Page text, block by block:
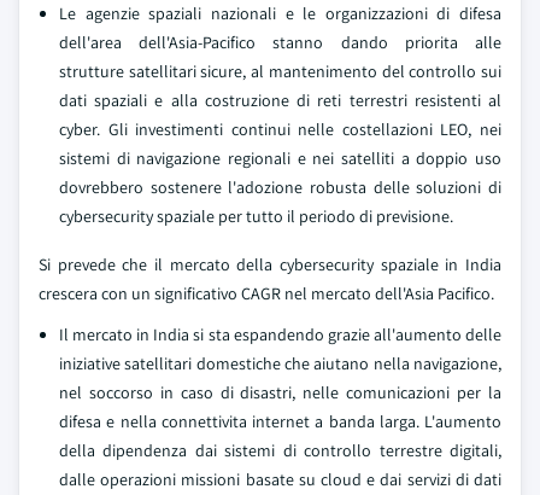
Le agenzie spaziali nazionali e le organizzazioni di difesa
dell'area dell'Asia-Pacifico stanno dando priorita alle
strutture satellitari sicure, al mantenimento del controllo sui
dati spaziali e alla costruzione di reti terrestri resistenti al
cyber. Gli investimenti continui nelle costellazioni LEO, nei
sistemi di navigazione regionali e nei satelliti a doppio uso
dovrebbero sostenere l'adozione robusta delle soluzioni di
cybersecurity spaziale per tutto il periodo di previsione.
Si prevede che il mercato della cybersecurity spaziale in India
crescera con un significativo CAGR nel mercato dell'Asia Pacifico.
Il mercato in India si sta espandendo grazie all'aumento delle
iniziative satellitari domestiche che aiutano nella navigazione,
nel soccorso in caso di disastri, nelle comunicazioni per la
difesa e nella connettivita internet a banda larga. L'aumento
della dipendenza dai sistemi di controllo terrestre digitali,
dalle operazioni missioni basate su cloud e dai servizi di dati